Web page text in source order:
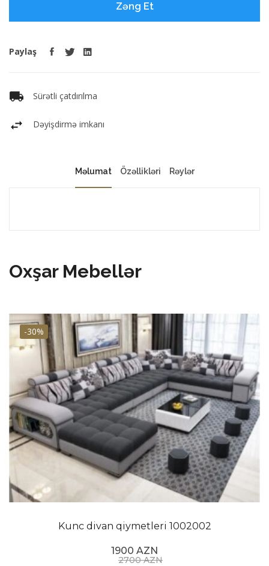
Zəng Et
Paylaş
Sürətli çatdırılma
Dəyişdirmə imkanı
Məlumat Özəllikləri Rəylər
Oxşar Mebellər
-30%
Kunc divan qiymetleri 1002002
1900 AZN
2700 AZN